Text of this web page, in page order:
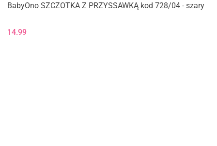
BabyOno SZCZOTKA Z PRZYSSAWKĄ kod 728/04 - szary
14.99